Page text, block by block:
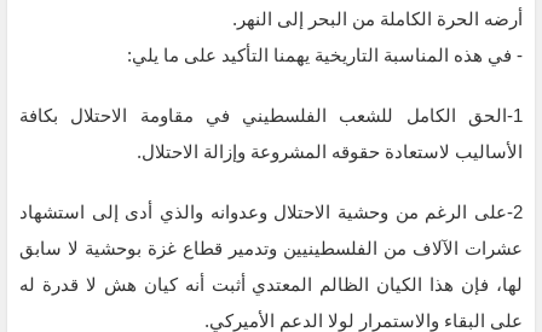
أرضه الحرة الكاملة من البحر إلى النهر. ‏
‏- في هذه المناسبة التاريخية يهمنا التأكيد على ما يلي:‏
‏1-الحق الكامل للشعب الفلسطيني في مقاومة الاحتلال بكافة
الأساليب لاستعادة حقوقه المشروعة وإزالة الاحتلال.‏
‏2-على الرغم من وحشية الاحتلال وعدوانه والذي أدى إلى استشهاد
عشرات الآلاف من الفلسطينيين وتدمير قطاع ‏غزة بوحشية لا سابق
لها، فإن هذا الكيان الظالم المعتدي أثبت أنه كيان هش لا قدرة له
على البقاء والاستمرار لولا ‏الدعم الأميركي.‏